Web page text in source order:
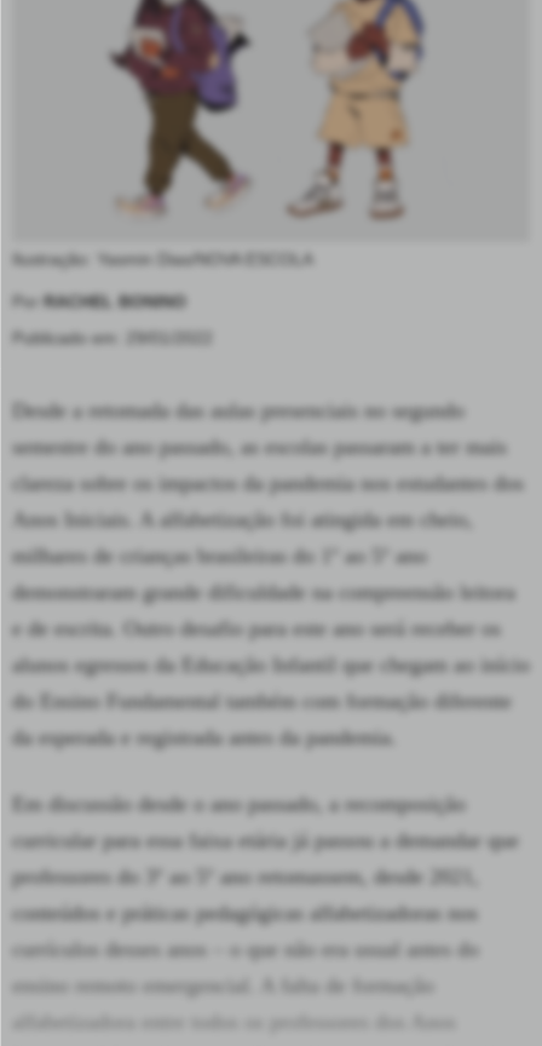
Ilustração: Yasmin Dias/NOVA ESCOLA
Por
RACHEL BONINO
Publicado em: 29/01/2022
Desde a retomada das aulas presenciais no segundo
semestre do ano passado, as escolas passaram a ter mais
clareza sobre os impactos da pandemia nos estudantes dos
Anos Iniciais. A alfabetização foi atingida em cheio,
milhares de crianças brasileiras do 1º ao 5º ano
demonstraram grande dificuldade na compreensão leitora
e de escrita. Outro desafio para este ano será receber os
alunos egressos da Educação Infantil que chegam ao início
do Ensino Fundamental também com formação diferente
da esperada e registrada antes da pandemia.
Em discussão desde o ano passado, a recomposição
curricular para essa faixa etária já passou a demandar que
professores do 3º ao 5º ano retomassem, desde 2021,
conteúdos e práticas pedagógicas alfabetizadoras nos
currículos desses anos – o que não era usual antes do
ensino remoto emergencial. A falta de formação